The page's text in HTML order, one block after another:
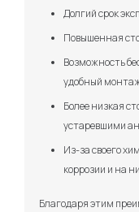
Долгий срок
Повышенная
Возможность
удобный
Более низкая
устаревшими
Из-за своего
коррозии и на
Благодаря этим